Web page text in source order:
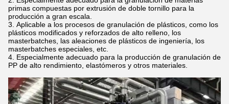
primas compuestas por extrusión de doble tornillo para la
producción a gran escala.
Aplicable a los procesos de granulación de plásticos, como los
plásticos modificados y reforzados de alto relleno, los
masterbatches, las aleaciones de plásticos de ingeniería, los
masterbatches especiales, etc.
Especialmente adecuado para la producción de granulación de
PP de alto rendimiento, elastómeros y otros materiales.